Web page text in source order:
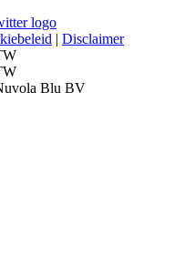
| Disclaimer
Blu BV